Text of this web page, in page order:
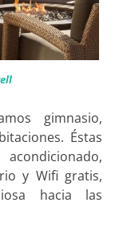
gimnasio,
Éstas
y Wifi gratis,
hacia las